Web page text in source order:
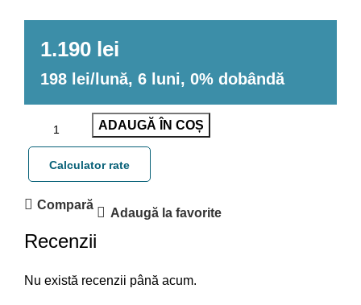
1.190 lei
198 lei/lună, 6 luni, 0% dobândă
ADAUGĂ ÎN COȘ
Calculator rate
Compară
Adaugă la favorite
Recenzii
Nu există recenzii până acum.